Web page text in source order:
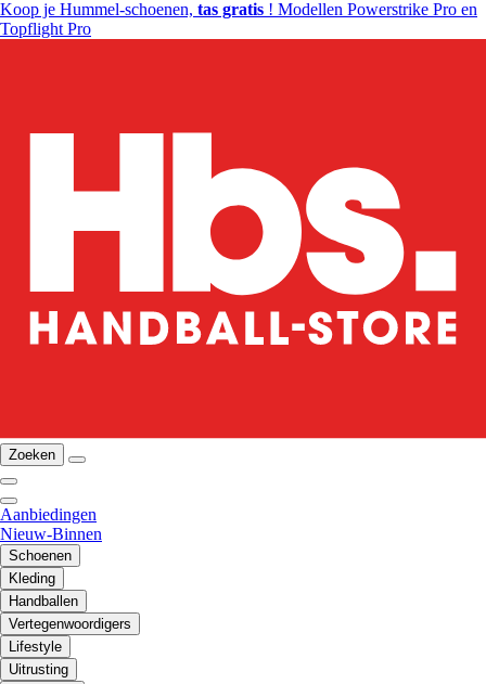
Koop je Hummel-schoenen, tas gratis ! Modellen Powerstrike Pro en
Topflight Pro
Zoeken
Aanbiedingen
Nieuw-Binnen
Schoenen
Kleding
Handballen
Vertegenwoordigers
Lifestyle
Uitrusting